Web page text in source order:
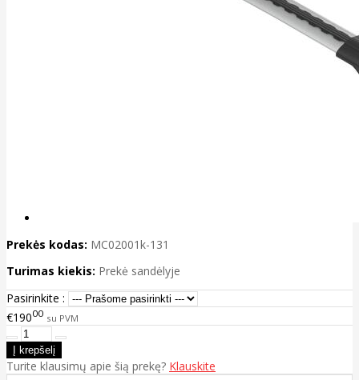
Prekės kodas: MC02001k-131
Turimas kiekis: Prekė sandėlyje
Pasirinkite :
€19000 su PVM
Turite klausimų apie šią prekę? Klauskite